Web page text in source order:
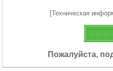
[Техническая
Пожалуйста,